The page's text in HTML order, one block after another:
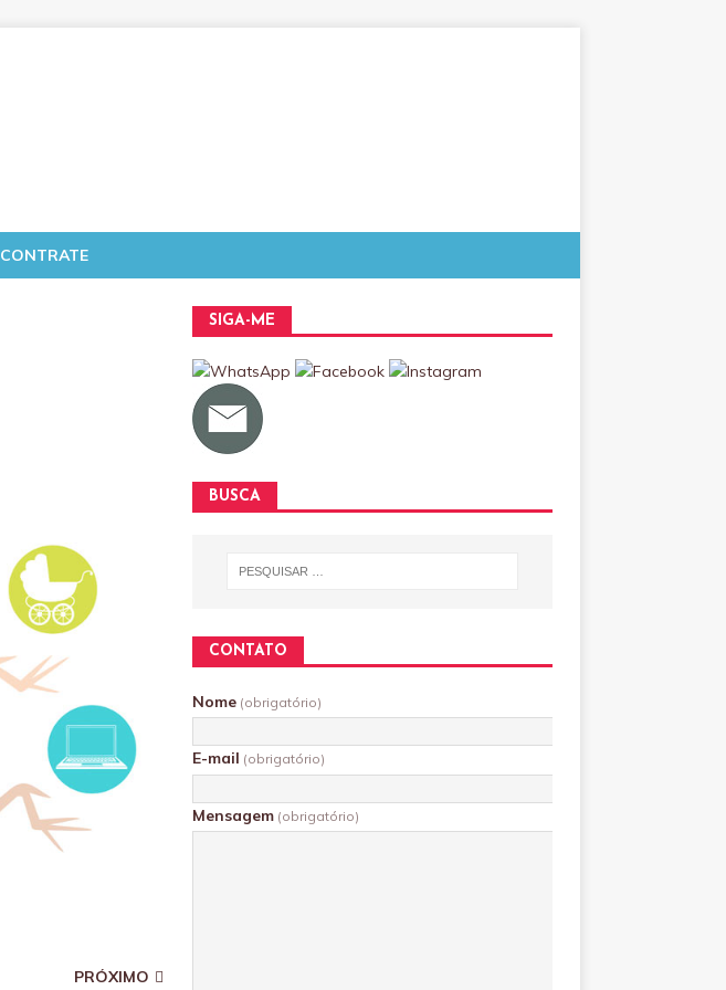
CONTRATE
PRÓXIMO
SIGA-ME
BUSCA
CONTATO
Nome (obrigatório)
E-mail (obrigatório)
Mensagem (obrigatório)